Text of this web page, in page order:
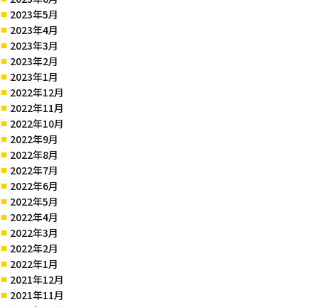
2023年5月
2023年4月
2023年3月
2023年2月
2023年1月
2022年12月
2022年11月
2022年10月
2022年9月
2022年8月
2022年7月
2022年6月
2022年5月
2022年4月
2022年3月
2022年2月
2022年1月
2021年12月
2021年11月